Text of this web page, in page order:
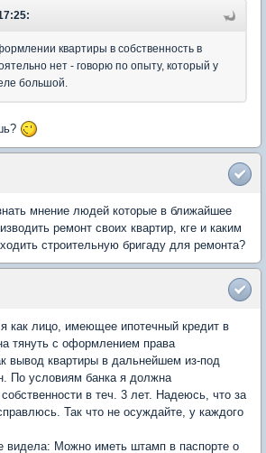
квартиры в собственность в
нет - говорю по опыту, который у
большой.
мнение людей которые в ближайшее
ремонт своих квартир, кге и каким
строительную бригаду для ремонта?
как лицо, имеющее ипотечный кредит в
тянуть с оформлением права
вывод квартиры в дальнейшем из-под
По условиям банка я должна
в теч. 3 лет. Надеюсь, что за
Так что не осуждайте, у каждого
видела: Можно иметь штамп в паспорте о